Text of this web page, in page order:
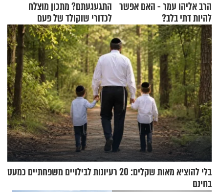
הרב אליהו עמר - האם אפשר
להיות דתי בלב?
התגעגעתם? מתכון מוצלח
לכדורי שוקולד של פעם
בלי להוציא מאות שקלים: 20 רעיונות לבילויים משפחתיים כמעט
בחינם